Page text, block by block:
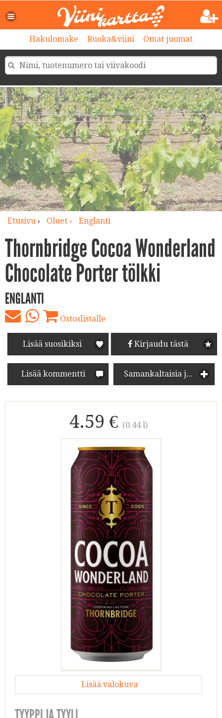
Hakulomake Ruoka&viini Omat juomat
Etusivu› Oluet › Englanti
Thornbridge Cocoa Wonderland
Chocolate Porter tölkki
ENGLANTI
Ostoslistalle
Lisää suosikiksi Kirjaudu tästä
Lisää kommentti Samankaltaisia juomia
4.59 € (0.44 l)
Lisää valokuva